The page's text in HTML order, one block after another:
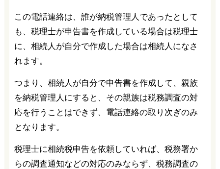
この電話連絡は、誰が納税管理人であったとして
も、税理士が申告書を作成している場合は税理士
に、相続人が自分で作成した場合は相続人になさ
れます。
つまり、相続人が自分で申告書を作成して、親族
を納税管理人にすると、その親族は税務調査の対
応を行うことはできず、電話連絡の取り次ぎのみ
となります。
税理士に相続税申告を依頼していれば、税務署か
らの調査通知などの対応のみならず、税務調査の